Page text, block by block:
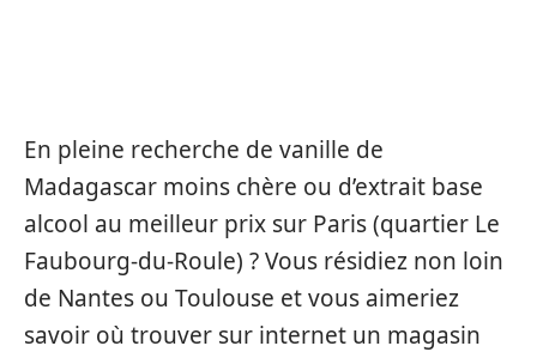
En pleine recherche de vanille de
Madagascar moins chère ou d’extrait base
alcool au meilleur prix sur Paris (quartier Le
Faubourg-du-Roule) ? Vous résidiez non loin
de Nantes ou Toulouse et vous aimeriez
savoir où trouver sur internet un magasin